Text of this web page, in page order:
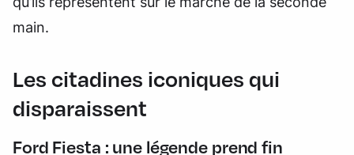
main.
Les citadines iconiques qui
disparaissent
Ford Fiesta : une légende prend fin